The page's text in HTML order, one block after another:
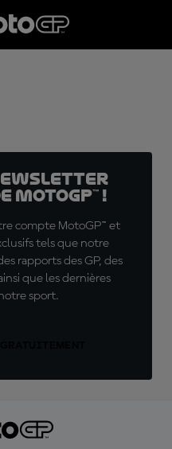
!
compte MotoGP™ et
tels que notre
rapports des GP, des
que les dernières
sport.